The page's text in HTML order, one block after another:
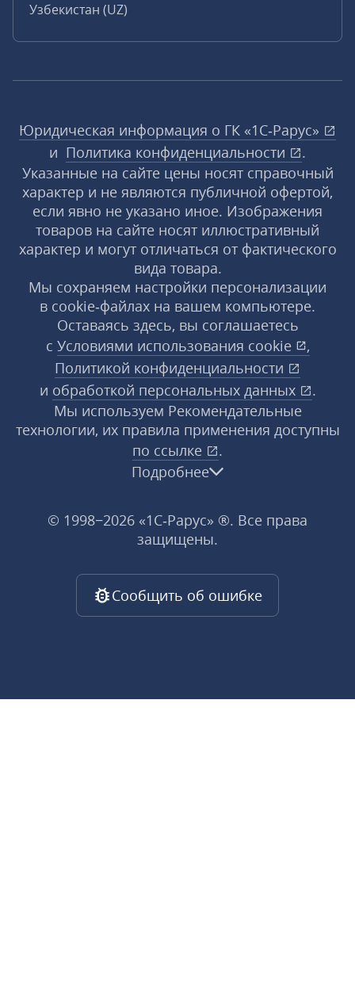
Узбекистан (UZ)
Юридическая информация о ГК «1С‑Рарус»
и Политика конфиденциальности
.
Указанные на сайте цены носят справочный
характер и не являются публичной офертой,
если явно не указано иное. Изображения
товаров на сайте носят иллюстративный
характер и могут отличаться от фактического
вида товара.
Мы сохраняем настройки персонализации
в cookie‑файлах на вашем компьютере.
Оставаясь здесь, вы соглашаетесь
с Условиями использования cookie
,
Политикой конфиденциальности
и обработкой персональных данных
.
Мы используем Рекомендательные
технологии, их правила применения доступны
по ссылке
.
Подробнее
© 1998−2026 «1С‑Рарус» ®. Все права
защищены.
Сообщить об ошибке